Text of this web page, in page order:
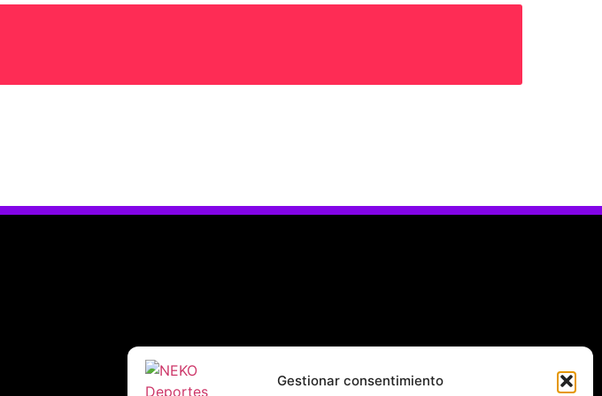
Gestionar consentimiento